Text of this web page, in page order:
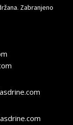
Zabranjeno